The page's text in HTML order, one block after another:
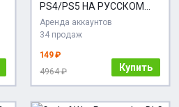
PS4/PS5 НА РУССКОМ
АРЕНДА
Аренда аккаунтов
34 продаж
149 ₽
4964 ₽
Купить